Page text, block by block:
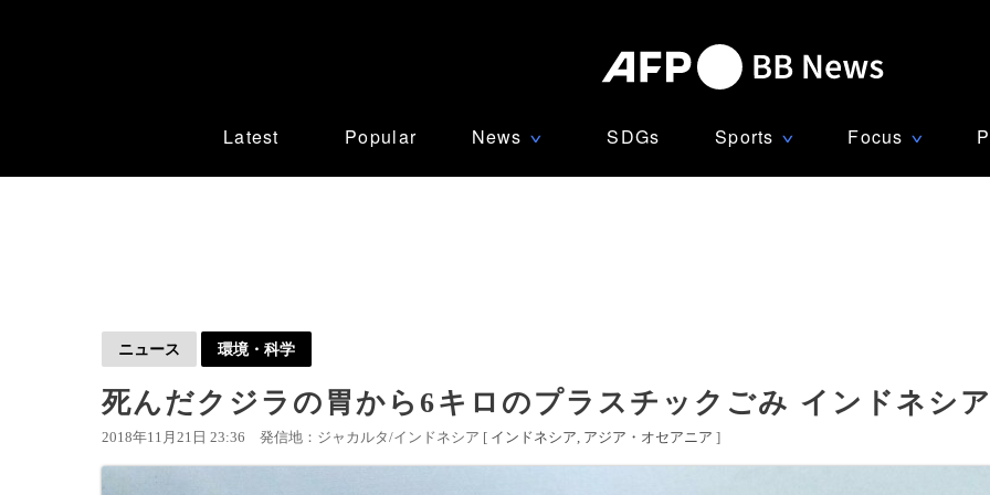
Latest Popular News ∨ SDGs Sports ∨ Focus ∨
ニュース 環境・科学
死んだクジラの胃から6キロのプラスチックごみ インドネシア
2018年11月21日 23:36 発信地：ジャカルタ/インドネシア [ インドネシア アジア・オセアニア ]